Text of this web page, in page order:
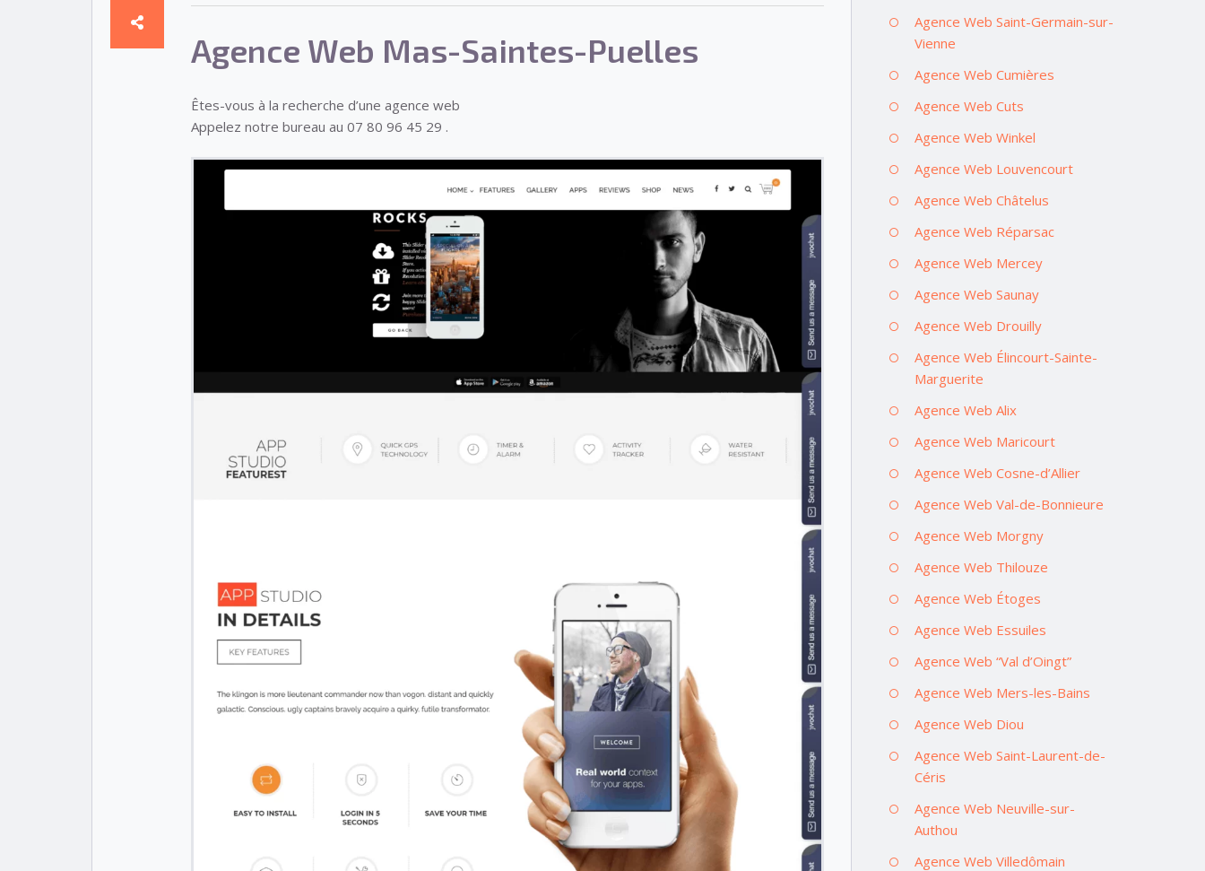
Agence Web Mas-Saintes-Puelles
Êtes-vous à la recherche d’une agence web
Appelez notre bureau au 07 80 96 45 29 .
Agence Web Saint-Germain-sur-
Vienne
Agence Web Cumières
Agence Web Cuts
Agence Web Winkel
Agence Web Louvencourt
Agence Web Châtelus
Agence Web Réparsac
Agence Web Mercey
Agence Web Saunay
Agence Web Drouilly
Agence Web Élincourt-Sainte-
Marguerite
Agence Web Alix
Agence Web Maricourt
Agence Web Cosne-d’Allier
Agence Web Val-de-Bonnieure
Agence Web Morgny
Agence Web Thilouze
Agence Web Étoges
Agence Web Essuiles
Agence Web “Val d’Oingt”
Agence Web Mers-les-Bains
Agence Web Diou
Agence Web Saint-Laurent-de-
Céris
Agence Web Neuville-sur-
Authou
Agence Web Villedômain